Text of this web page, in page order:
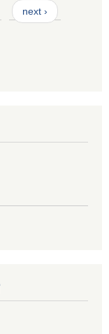
next ›